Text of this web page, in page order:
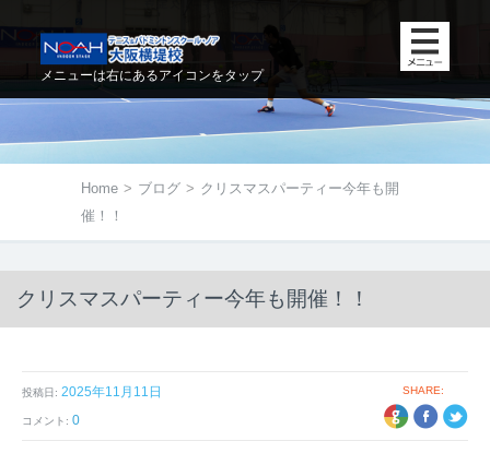
メニューは右にあるアイコンをタップ
Home > ブログ > クリスマスパーティー今年も開
催！！
クリスマスパーティー今年も開催！！
SHARE:
TWITTER
投稿日: 2025年11月11日
コメント: 0